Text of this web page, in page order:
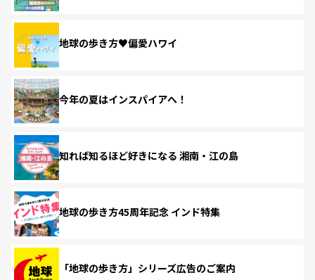
地球の歩き方♥偏愛ハワイ
今年の夏はインスパイアへ！
知れば知るほど好きになる 湘南・江の島
地球の歩き方45周年記念 インド特集
「地球の歩き方」シリーズ広告のご案内